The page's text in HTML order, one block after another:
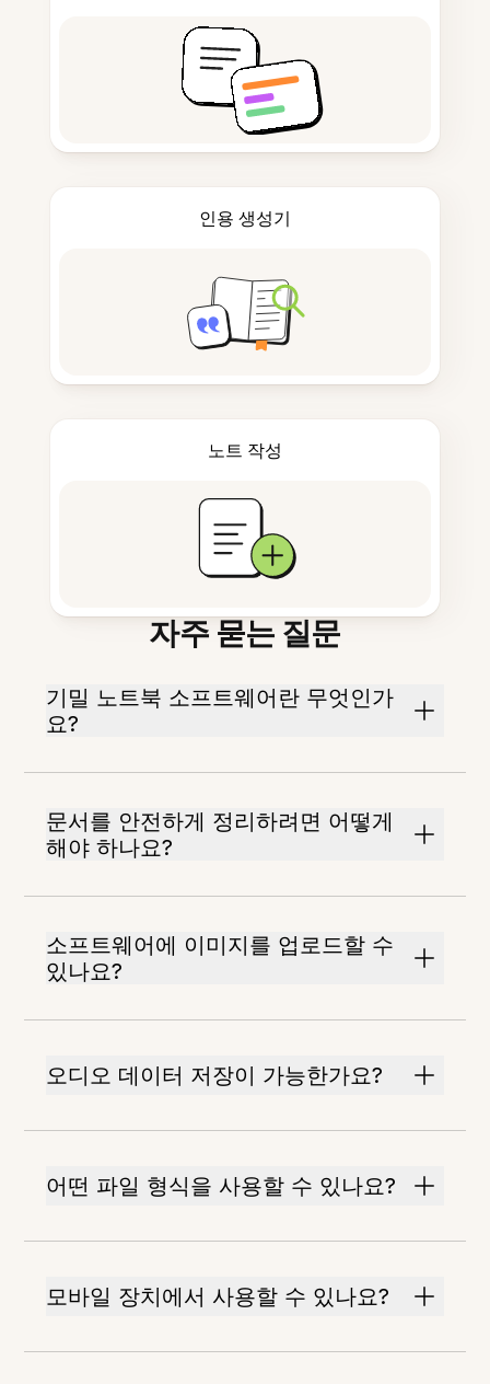
인용 생성기
노트 작성
자주 묻는 질문
기밀 노트북 소프트웨어란 무엇인가
요?
문서를 안전하게 정리하려면 어떻게
해야 하나요?
소프트웨어에 이미지를 업로드할 수
있나요?
오디오 데이터 저장이 가능한가요?
어떤 파일 형식을 사용할 수 있나요?
모바일 장치에서 사용할 수 있나요?